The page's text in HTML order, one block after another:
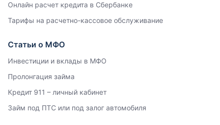
Онлайн расчет кредита в Сбербанке
Тарифы на расчетно-кассовое обслуживание
Статьи о МФО
Инвестиции и вклады в МФО
Пролонгация займа
Кредит 911 – личный кабинет
Займ под ПТС или под залог автомобиля